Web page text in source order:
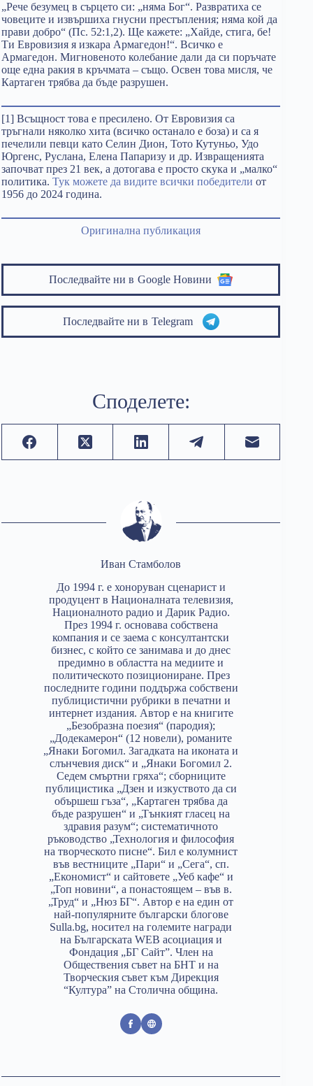
„Рече безумец в сърцето си: „няма Бог“. Развратиха се
човеците и извършиха гнусни престъпления; няма кой да
прави добро“ (Пс. 52:1,2). Ще кажете: „Хайде, стига, бе!
Ти Евровизия я изкара Армагедон!“. Всичко е
Армагедон. Мигновеното колебание дали да си поръчате
още една ракия в кръчмата – също. Освен това мисля, че
Картаген трябва да бъде разрушен.
[1] Всъщност това е пресилено. От Евровизия са
тръгнали няколко хита (всичко останало е боза) и са я
печелили певци като Селин Дион, Тото Кутуньо, Удо
Юргенс, Руслана, Елена Папаризу и др. Извращенията
започват през 21 век, а дотогава е просто скука и „малко“
политика. Тук можете да видите всички победители от
1956 до 2024 година.
Оригинална публикация
Последвайте ни в Google Новини
Последвайте ни в Telegram
Споделете:
Иван Стамболов
До 1994 г. е хоноруван сценарист и
продуцент в Националната телевизия,
Националното радио и Дарик Радио.
През 1994 г. основава собствена
компания и се заема с консултантски
бизнес, с който се занимава и до днес
предимно в областта на медиите и
политическото позициониране. През
последните години поддържа собствени
публицистични рубрики в печатни и
интернет издания. Автор е на книгите
„Безобразна поезия“ (пародия);
„Додекамерон“ (12 новели), романите
„Янаки Богомил. Загадката на иконата и
слънчевия диск“ и „Янаки Богомил 2.
Седем смъртни гряха“; сборниците
публицистика „Дзен и изкуството да си
обършеш гъза“, „Картаген трябва да
бъде разрушен“ и „Тънкият гласец на
здравия разум“; систематичното
ръководство „Технология и философия
на творческото писне“. Бил е колумнист
във вестниците „Пари“ и „Сега“, сп.
„Економист“ и сайтовете „Уеб кафе“ и
„Топ новини“, а понастоящем – във в.
„Труд“ и „Нюз БГ“. Автор е на един от
най-популярните български блогове
Sulla.bg, носител на големите награди
на Българската WEB асоциация и
Фондация „БГ Сайт”. Член на
Обществения съвет на БНТ и на
Творческия съвет към Дирекция
“Култура” на Столична община.